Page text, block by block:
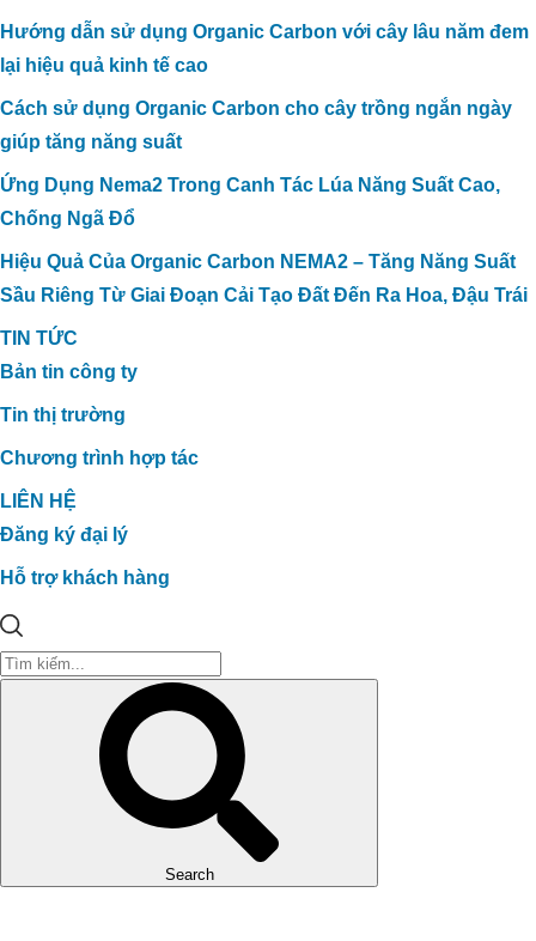
Hướng dẫn sử dụng Organic Carbon với cây lâu năm đem
lại hiệu quả kinh tế cao
Cách sử dụng Organic Carbon cho cây trồng ngắn ngày
giúp tăng năng suất
Ứng Dụng Nema2 Trong Canh Tác Lúa Năng Suất Cao,
Chống Ngã Đổ
Hiệu Quả Của Organic Carbon NEMA2 – Tăng Năng Suất
Sầu Riêng Từ Giai Đoạn Cải Tạo Đất Đến Ra Hoa, Đậu Trái
TIN TỨC
Bản tin công ty
Tin thị trường
Chương trình hợp tác
LIÊN HỆ
Đăng ký đại lý
Hỗ trợ khách hàng
Search